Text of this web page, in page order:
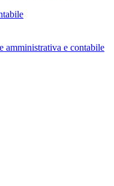
amministrativa e contabile